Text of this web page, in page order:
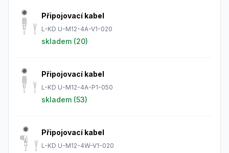
Připojovací kabel
L-KD U-M12-4A-V1-020
skladem (20)
Připojovací kabel
L-KD U-M12-4A-P1-050
skladem (53)
Připojovací kabel
L-KD U-M12-4W-V1-020